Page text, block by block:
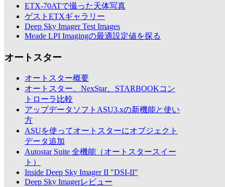
ETX-70ATで撮った天体写真
ゲストETXギャラリー
Deep Sky Imager Test Images
Meade LPI Imagingの最適設定値を探る
オートスター
オートスター概要
オートスター、NexStar、STARBOOKコン
トローラ比較
アップデータソフトASU3.xの新機能と使い
方
ASUを使ってオートスターにオブジェクト
データ追加
Autostar Suite 全機能（オートスタースイー
ト）
Inside Deep Sky Imager II "DSI-II"
Deep Sky Imagerレビュー